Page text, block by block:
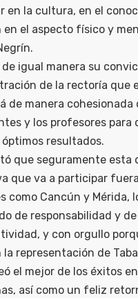
en la cultura, en el
en el aspecto físico y
de igual manera su
de la rectoría que
de manera cohesionada
y los profesores para
resultados.
que seguramente esta
que va a participar
como Cancún y Mérida,
de responsabilidad y de
y con orgullo
la representación de
el mejor de los éxitos
así como un feliz